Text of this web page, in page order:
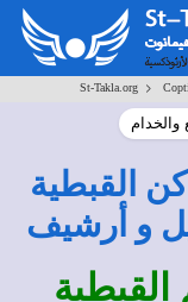
St-Takla.org>
القبطية
و أرشيف
القبطية